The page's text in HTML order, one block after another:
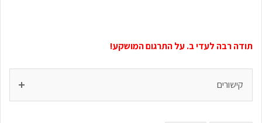
תודה רבה לעדי ב. על התרגום המושקע!
קישורים